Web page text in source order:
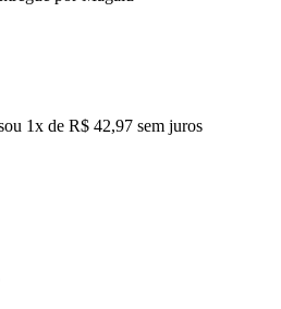
ou 1x de R$ 42,97 sem juros